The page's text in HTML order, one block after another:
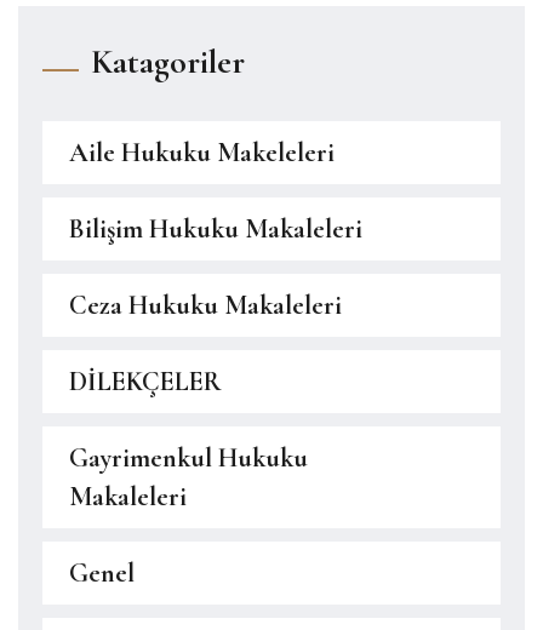
Katagoriler
Aile Hukuku Makeleleri
Bilişim Hukuku Makaleleri
Ceza Hukuku Makaleleri
DİLEKÇELER
Gayrimenkul Hukuku
Makaleleri
Genel